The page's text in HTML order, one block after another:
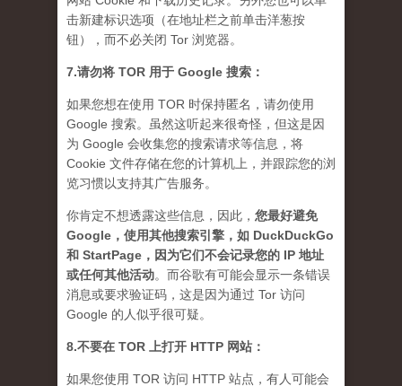
击新建标识选项（在地址栏之前单击洋葱按
钮），而不必关闭 Tor 浏览器。
7.请勿将 TOR 用于 Google 搜索：
如果您想在使用 TOR 时保持匿名，请勿使用
Google 搜索。虽然这听起来很奇怪，但这是因
为 Google 会收集您的搜索请求等信息，将
Cookie 文件存储在您的计算机上，并跟踪您的浏
览习惯以支持其广告服务。
你肯定不想透露这些信息，因此， 您最好避免
Google，使用其他搜索引擎，如 DuckDuckGo
和 StartPage，因为它们不会记录您的 IP 地址
或任何其他活动。而谷歌有可能会显示一条错误
消息或要求验证码，这是因为通过 Tor 访问
Google 的人似乎很可疑。
8.不要在 TOR 上打开 HTTP 网站：
如果您使用 TOR 访问 HTTP 站点，有人可能会